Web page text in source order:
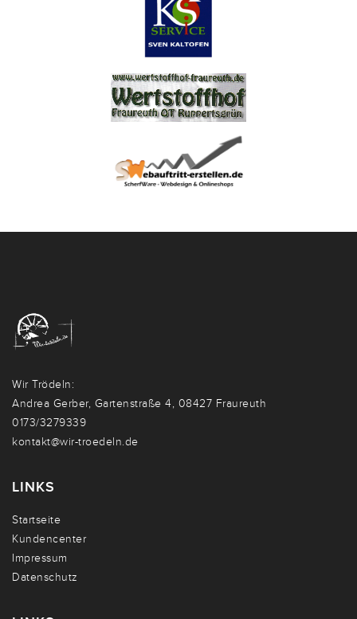
Wir Trödeln:
Andrea Gerber, Gartenstraße 4, 08427 Fraureuth
0173/3279339
kontakt@wir-troedeln.de
LINKS
Startseite
Kundencenter
Impressum
Datenschutz